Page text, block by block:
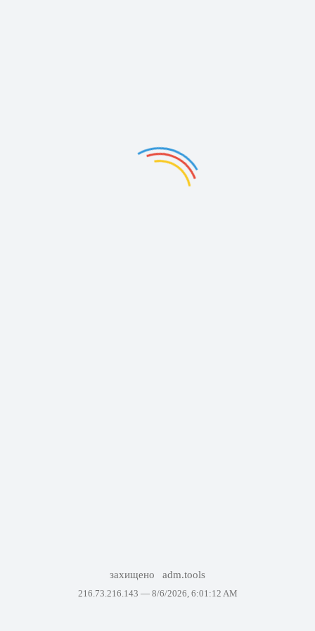
захищено adm.tools
216.73.216.143 — 8/6/2026, 6:01:12 AM